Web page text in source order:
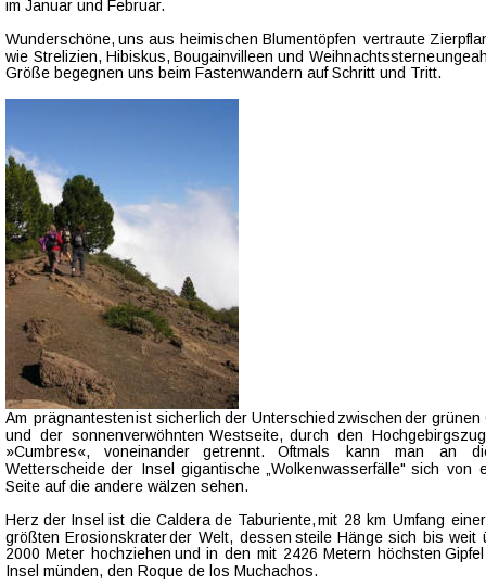
im Januar und Februar.
Wunderschöne, uns aus heimischen Blumentöpfen vertraute
wie Strelizien, Hibiskus, Bougainvilleen und Weihnachtssterne
Größe begegnen uns beim Fastenwandern auf Schritt und Tritt.
Am prägnantesten ist sicherlich der Unterschied zwischen der
und der sonnenverwöhnten Westseite, durch den
»Cumbres«, voneinander getrennt. Oftmals kann man an
Wetterscheide der Insel gigantische „Wolkenwasserfälle" sich von
Seite auf die andere wälzen sehen.
Herz der Insel ist die Caldera de Taburiente, mit 28 km Umfang
größten Erosionskrater der Welt, dessen steile Hänge sich bis weit
2000 Meter hochziehen und in den mit 2426 Metern höchsten
Insel münden, den Roque de los Muchachos.